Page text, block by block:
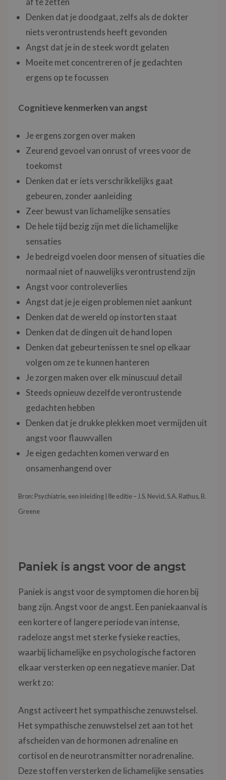
Denken dat je doodgaat, zelfs als de dokter
niets verontrustends heeft gevonden
Angst dat je in de steek wordt gelaten
Moeite met concentreren of je gedachten
ergens op te focussen
Cognitieve kenmerken van angst
Je ergens zorgen over maken
Zeurend gevoel van onrust of vrees voor de
toekomst
Denken dat er iets verschrikkelijks gaat
gebeuren, zonder aanleiding
Zeer bewust van lichamelijke sensaties
De hele tijd bezig zijn met die lichamelijke
sensaties
Je bedreigd voelen door mensen of situaties die
normaal niet of nauwelijks verontrustend zijn
Angst voor controleverlies
Angst dat je je eigen problemen niet aankunt
Denken dat de wereld op instorten staat
Denken dat de dingen uit de hand lopen
Denken dat gebeurtenissen te snel op elkaar
volgen om ze te kunnen hanteren
Je zorgen maken over elk minuscuul detail
Steeds opnieuw dezelfde verontrustende
gedachten hebben
Denken dat je drukke plekken moet vermijden uit
angst voor flauwvallen
Je eigen gedachten komen verward en
onsamenhangend over
Bron: Psychiatrie, een inleiding | 8e editie – J.S. Nevid, S.A. Rathus, B.
Greene
Paniek is angst voor de angst
Paniek is angst voor de symptomen die horen bij
bang zijn. Angst voor de angst. Een paniekaanval is
een kortere of langere periode van intense,
radeloze angst met sterke fysieke reacties,
waarbij lichamelijke en psychologische factoren
elkaar versterken op een negatieve manier. Dat
werkt zo:
Angst activeert het sympathische zenuwstelsel.
Het sympathische zenuwstelsel zet aan tot het
afscheiden van de hormonen adrenaline en
cortisol en de neurotransmitter noradrenaline.
Deze stoffen versterken de lichamelijke sensaties